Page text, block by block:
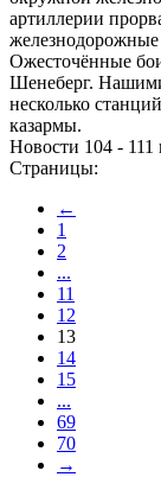
артиллерии
Ожесточённые
Шенеберг.
несколько
казармы.
Новости 104 - 111
Страницы:
←
1
2
...
11
12
13
14
15
...
69
70
→